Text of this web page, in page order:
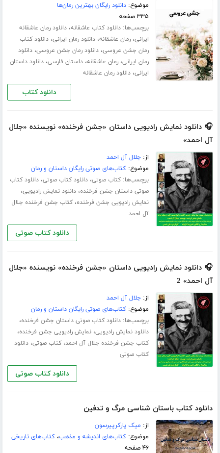
موضوع:دانلود رایگان بهترین رمان‌ها
۳۳۵ صفحه
برچسب‌ها:دانلود کتاب عاشقانه،دانلود رمان عاشقانه
ایرانی،رمان عاشقانه،دانلود رمان ایرانی،دانلود کتاب
رمان جشن عروسی،دانلود رمان جشن عروسی،دانلود
رمان ایرانی،رمان عاشقانه،داستان فارسی،دانلود داستان
ایرانی،دانلود رمان عاشقانه
دانلود کتاب
🎧 دانلود نمایش رادیویی داستان «جشن فرخنده» نویسنده «جلال
آل احمد»
از:جلال آل احمد
موضوع:کتاب‌های صوتی رایگان داستان و رمان
برچسب‌ها:کتاب صوتی،دانلود کتاب صوتی،دانلود کتاب
صوتی داستان جشن فرخنده،دانلود نمایش رادیویی،
نمایش رادیویی جشن فرخنده،کتاب جشن فرخنده جلال
آل احمد
دانلود کتاب صوتی
🎧 دانلود نمایش رادیویی داستان «جشن فرخنده» نویسنده «جلال
آل احمد» 2
از:جلال آل احمد
موضوع:کتاب‌های صوتی رایگان داستان و رمان
برچسب‌ها:دانلود کتاب صوتی داستان جشن فرخنده،
دانلود نمایش رادیویی،نمایش رادیویی جشن فرخنده،
کتاب جشن فرخنده جلال آل احمد،کتاب صوتی،دانلود
کتاب صوتی
دانلود کتاب صوتی
دانلود کتاب باستان شناسی مرگ و تدفین
از: میک پارکرپیرسون
موضوع:کتاب‌های اندیشه و مذهب،کتاب‌های تاریخی
۴۶ صفحه